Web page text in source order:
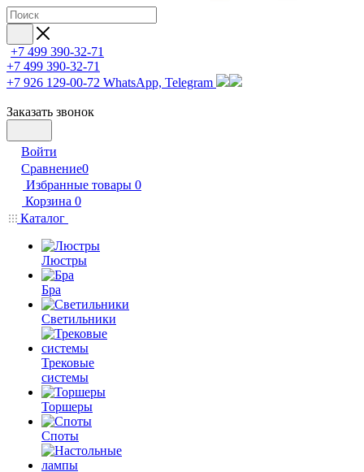
+7 499 390-32-71
+7 499 390-32-71
+7 926 129-00-72 WhatsApp, Telegram
Заказать звонок
Войти
Сравнение0
Избранные товары 0
Корзина 0
Каталог
Люстры
Бра
Светильники
Трековые
системы
Торшеры
Споты